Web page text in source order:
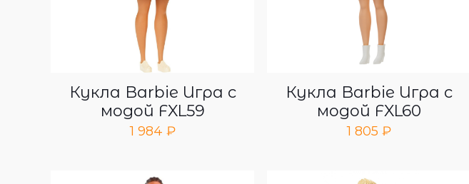
Кукла Barbie Игра с
модой FXL59
1 984 ₽
Кукла Barbie Игра с
модой FXL60
1 805 ₽